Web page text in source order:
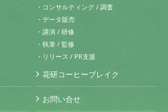
・コンサルティング / 調査
・データ販売
・講演 / 研修
・執筆 / 監修
・リリース / PR支援
花研コーヒーブレイク
お問い合せ